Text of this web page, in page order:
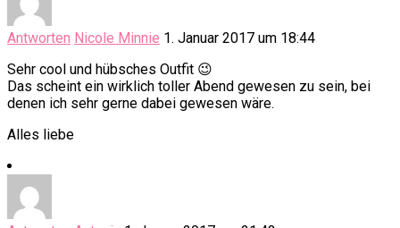
Antworten Nicole Minnie 1. Januar 2017 um 18:44
Sehr cool und hübsches Outfit 😉
Das scheint ein wirklich toller Abend gewesen zu sein, bei
denen ich sehr gerne dabei gewesen wäre.
Alles liebe